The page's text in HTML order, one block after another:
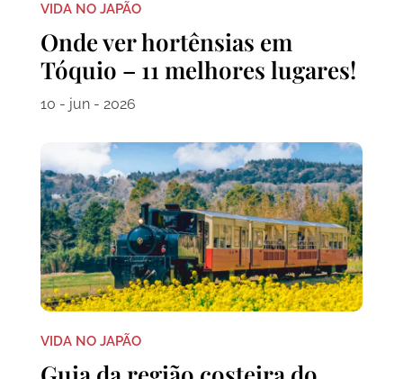
VIDA NO JAPÃO
Onde ver hortênsias em
Tóquio – 11 melhores lugares!
10 - jun - 2026
VIDA NO JAPÃO